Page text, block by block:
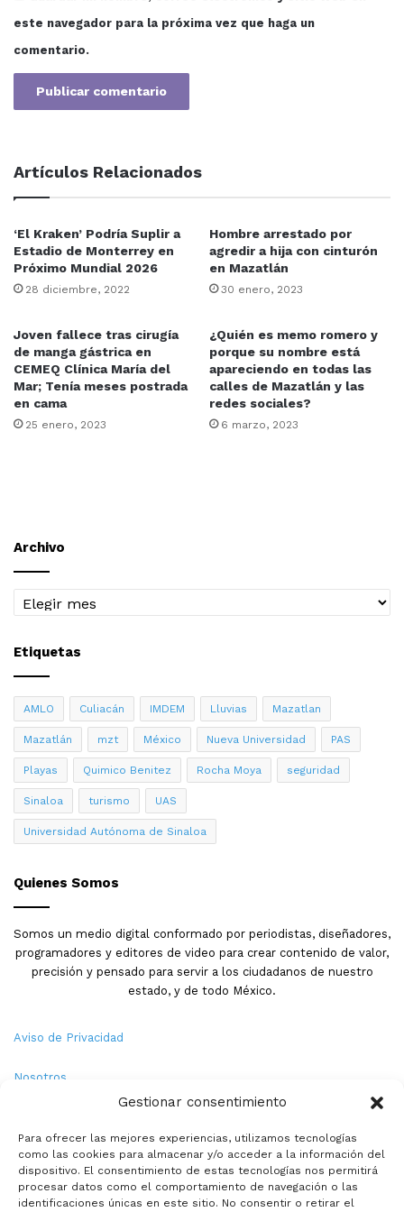
Gestionar consentimiento
Para ofrecer las mejores experiencias, utilizamos tecnologías
como las cookies para almacenar y/o acceder a la información del
dispositivo. El consentimiento de estas tecnologías nos permitirá
procesar datos como el comportamiento de navegación o las
identificaciones únicas en este sitio. No consentir o retirar el
Dijo que hay otras necesidades en la ciudad, como el
conseguir más maquinaria a Obras Públicas para que
repare los caminos o el bacheo de las calles o más
luminarias para alumbrado público, lo que esto es más
urgente.
Obras Públicas Quimico Benitez
este navegador para la próxima vez que haga un
comentario.
Artículos Relacionados
‘El Kraken’ Podría Suplir a
Estadio de Monterrey en
Próximo Mundial 2026
28 diciembre, 2022
Hombre arrestado por
agredir a hija con cinturón
en Mazatlán
30 enero, 2023
Joven fallece tras cirugía
de manga gástrica en
CEMEQ Clínica María del
Mar; Tenía meses postrada
en cama
25 enero, 2023
¿Quién es memo romero y
porque su nombre está
apareciendo en todas las
calles de Mazatlán y las
redes sociales?
6 marzo, 2023
Archivo
Archivo
Etiquetas
AMLO Culiacán IMDEM Lluvias Mazatlan
Mazatlán mzt México Nueva Universidad PAS
Playas Quimico Benitez Rocha Moya seguridad
Sinaloa turismo UAS
Universidad Autónoma de Sinaloa
Quienes Somos
Somos un medio digital conformado por periodistas, diseñadores,
programadores y editores de video para crear contenido de valor,
precisión y pensado para servir a los ciudadanos de nuestro
estado, y de todo México.
Aviso de Privacidad
Nosotros
Política de Cookies
Contacto